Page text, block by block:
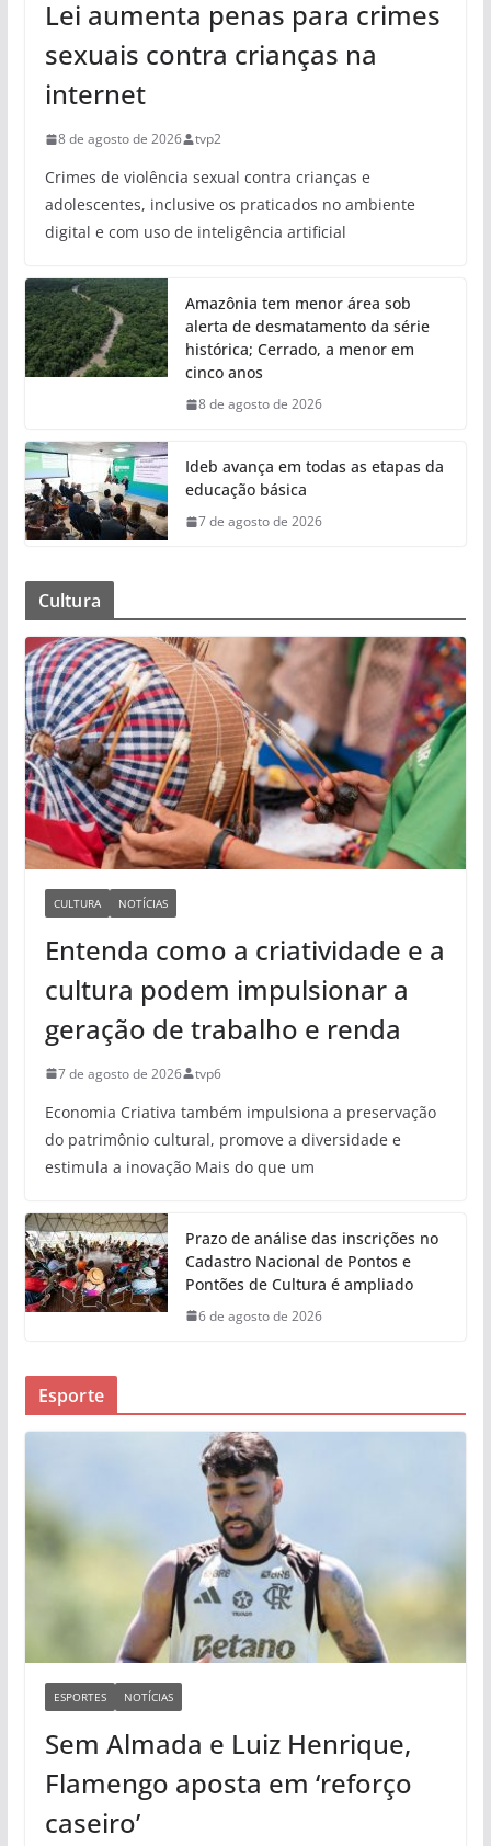
Lei aumenta penas para crimes
sexuais contra crianças na
internet
8 de agosto de 2026 tvp2
Crimes de violência sexual contra crianças e
adolescentes, inclusive os praticados no ambiente
digital e com uso de inteligência artificial
Amazônia tem menor área sob
alerta de desmatamento da série
histórica; Cerrado, a menor em
cinco anos
8 de agosto de 2026
Ideb avança em todas as etapas da
educação básica
7 de agosto de 2026
Cultura
CULTURA NOTÍCIAS
Entenda como a criatividade e a
cultura podem impulsionar a
geração de trabalho e renda
7 de agosto de 2026 tvp6
Economia Criativa também impulsiona a preservação
do patrimônio cultural, promove a diversidade e
estimula a inovação Mais do que um
Prazo de análise das inscrições no
Cadastro Nacional de Pontos e
Pontões de Cultura é ampliado
6 de agosto de 2026
Esporte
ESPORTES NOTÍCIAS
Sem Almada e Luiz Henrique,
Flamengo aposta em ‘reforço
caseiro’